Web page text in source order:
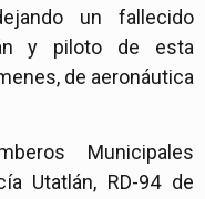
un fallecido
y piloto de esta
de aeronáutica
Municipales
Utatlán, RD-94 de